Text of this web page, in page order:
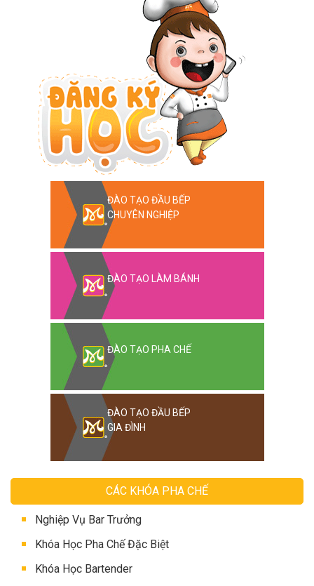
ĐÀO TẠO ĐẦU BẾP
CHUYÊN NGHIỆP
ĐÀO TẠO LÀM BÁNH
ĐÀO TẠO PHA CHẾ
ĐÀO TẠO ĐẦU BẾP
GIA ĐÌNH
CÁC KHÓA PHA CHẾ
Nghiệp Vụ Bar Trưởng
Khóa Học Pha Chế Đặc Biệt
Khóa Học Bartender